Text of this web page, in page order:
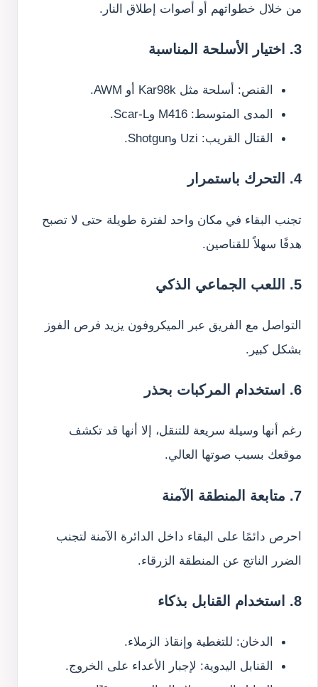
من خلال خطواتهم أو أصوات إطلاق النار.
3. اختيار الأسلحة المناسبة
القنص: أسلحة مثل Kar98k أو AWM.
المدى المتوسط: M416 وScar-L.
القتال القريب: Uzi وShotgun.
4. التحرك باستمرار
تجنب البقاء في مكان واحد لفترة طويلة حتى لا تصبح
هدفًا سهلاً للقناصين.
5. اللعب الجماعي الذكي
التواصل مع الفريق عبر الميكروفون يزيد فرص الفوز
بشكل كبير.
6. استخدام المركبات بحذر
رغم أنها وسيلة سريعة للتنقل، إلا أنها قد تكشف
موقعك بسبب صوتها العالي.
7. متابعة المنطقة الآمنة
احرص دائمًا على البقاء داخل الدائرة الآمنة لتجنب
الضرر الناتج عن المنطقة الزرقاء.
8. استخدام القنابل بذكاء
الدخان: للتغطية وإنقاذ الزملاء.
القنابل اليدوية: لإجبار الأعداء على الخروج.